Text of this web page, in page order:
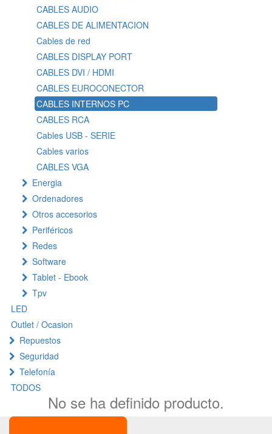
CABLES AUDIO
CABLES DE ALIMENTACION
Cables de red
CABLES DISPLAY PORT
CABLES DVI / HDMI
CABLES EUROCONECTOR
CABLES INTERNOS PC
CABLES RCA
Cables USB - SERIE
Cables varios
CABLES VGA
Energia
Ordenadores
Otros accesorios
Periféricos
Redes
Software
Tablet - Ebook
Tpv
LED
Outlet / Ocasion
Repuestos
Seguridad
Telefonía
TODOS
No se ha definido producto.